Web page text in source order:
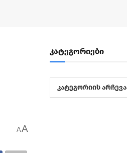
AA
კატეგორიები
კატეგორიები
კატეგორიის არჩევა